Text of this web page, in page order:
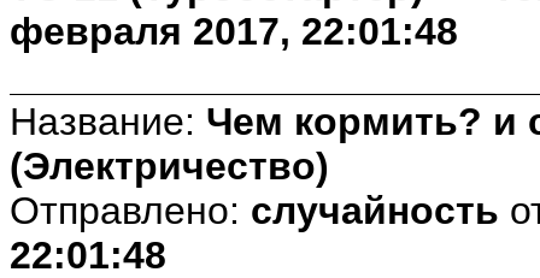
февраля 2017, 22:01:48
Название: Чем кормить? и
(Электричество)
Отправлено: случайность
22:01:48